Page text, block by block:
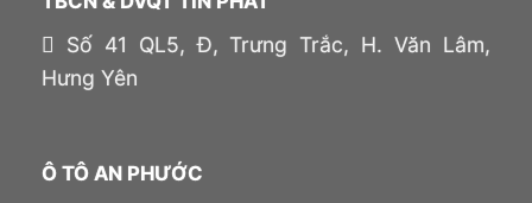
Số 41 QL5, Đ, Trưng Trắc, H. Văn Lâm,
Hưng Yên
Ô TÔ AN PHƯỚC